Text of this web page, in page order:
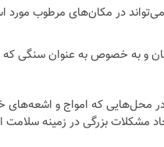
در مکان‌های مرطوب مورد
و به خصوص به عنوان سنگی که
محل‌هایی که امواج و اشعه‌های
مشکلات بزرگی در زمینه